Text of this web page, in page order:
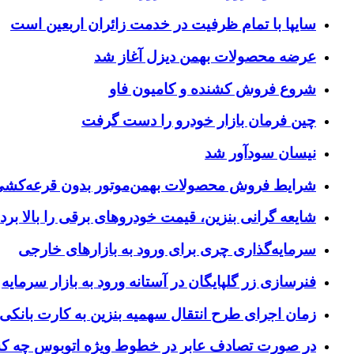
سایپا با تمام ظرفیت در خدمت زائران اربعین است
عرضه محصولات بهمن دیزل آغاز شد
شروع فروش کشنده و کامیون فاو
چین فرمان بازار خودرو را دست گرفت
نیسان سودآور شد
شرایط فروش محصولات بهمن‌موتور بدون
شایعه گرانی بنزین، قیمت خودروهای برقی را بالا برد
سرمایه‌گذاری چری برای ورود به بازارهای خارجی
فنرسازی زر گلپایگان در آستانه ورود به بازار سرمایه
زمان اجرای طرح انتقال سهمیه بنزین به کارت بانکی
در صورت تصادف عابر در خطوط ویژه اتوبوس